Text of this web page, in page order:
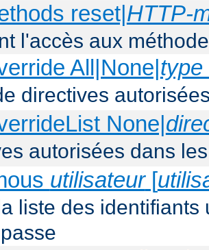
reset|HTTP-
l'accès aux
All|None|type
directives
None|
autorisées dans
utilisateur[
liste des